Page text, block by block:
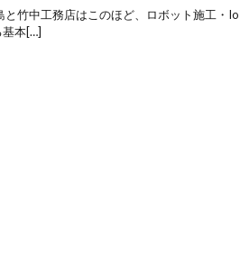
竹中工務店はこのほど、ロボット施工・
基本[…]